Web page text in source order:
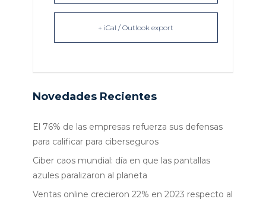
+ iCal / Outlook export
Novedades Recientes
El 76% de las empresas refuerza sus defensas
para calificar para ciberseguros
Ciber caos mundial: día en que las pantallas
azules paralizaron al planeta
Ventas online crecieron 22% en 2023 respecto al